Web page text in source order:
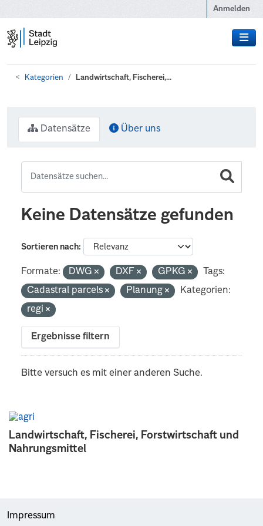
Anmelden
Kategorien Landwirtschaft, Fischerei,...
Landwirtschaft, Fischerei, Forstwirtschaft und
Nahrungsmittel
Datensätze Über uns
Keine Datensätze gefunden
Sortieren nach
Formate: DWG DXF GPKG
Tags:
Cadastral parcels
Planung
Kategorien:
regi
Ergebnisse filtern
Bitte versuch es mit einer anderen Suche.
Impressum